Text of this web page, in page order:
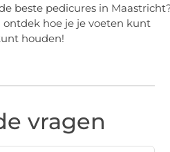
beste pedicures in
ontdek hoe je je voeten kunt
houden!
vragen